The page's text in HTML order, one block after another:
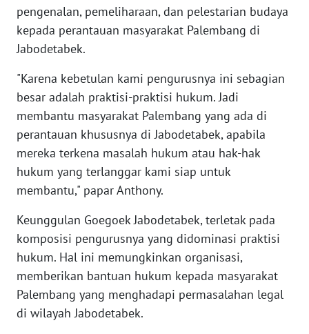
pengenalan, pemeliharaan, dan pelestarian budaya
kepada perantauan masyarakat Palembang di
Jabodetabek.
"Karena kebetulan kami pengurusnya ini sebagian
besar adalah praktisi-praktisi hukum. Jadi
membantu masyarakat Palembang yang ada di
perantauan khususnya di Jabodetabek, apabila
mereka terkena masalah hukum atau hak-hak
hukum yang terlanggar kami siap untuk
membantu," papar Anthony.
Keunggulan Goegoek Jabodetabek, terletak pada
komposisi pengurusnya yang didominasi praktisi
hukum. Hal ini memungkinkan organisasi,
memberikan bantuan hukum kepada masyarakat
Palembang yang menghadapi permasalahan legal
di wilayah Jabodetabek.
WN
MALUKU
WN
MALUT
WN
DAIRI
WN
DANAU
WN
NIAS
WN
LANGKAT